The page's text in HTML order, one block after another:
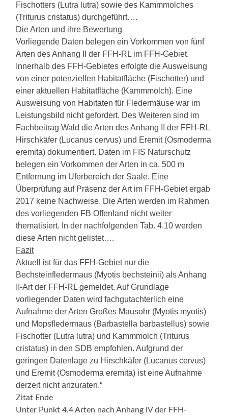
Fischotters (Lutra lutra) sowie des Kammmolches
(Triturus cristatus) durchgeführt….
Die Arten und ihre Bewertung
Vorliegende Daten belegen ein Vorkommen von fünf
Arten des Anhang II der FFH-RL im FFH-Gebiet.
Innerhalb des FFH-Gebietes erfolgte die Ausweisung
von einer potenziellen Habitatfläche (Fischotter) und
einer aktuellen Habitatfläche (Kammmolch). Eine
Ausweisung von Habitaten für Fledermäuse war im
Leistungsbild nicht gefordert. Des Weiteren sind im
Fachbeitrag Wald die Arten des Anhang II der FFH-RL
Hirschkäfer (Lucanus cervus) und Eremit (Osmoderma
eremita) dokumentiert. Daten im FIS Naturschutz
belegen ein Vorkommen der Arten in ca. 500 m
Entfernung im Uferbereich der Saale. Eine
Überprüfung auf Präsenz der Art im FFH-Gebiet ergab
2017 keine Nachweise. Die Arten werden im Rahmen
des vorliegenden FB Offenland nicht weiter
thematisiert. In der nachfolgenden Tab. 4.10 werden
diese Arten nicht gelistet….
Fazit
Aktuell ist für das FFH-Gebiet nur die
Bechsteinfledermaus (Myotis bechsteinii) als Anhang
II-Art der FFH-RL gemeldet. Auf Grundlage
vorliegender Daten wird fachgutachterlich eine
Aufnahme der Arten Großes Mausohr (Myotis myotis)
und Mopsfledermaus (Barbastella barbastellus) sowie
Fischotter (Lutra lutra) und Kammmolch (Triturus
cristatus) in den SDB empfohlen. Aufgrund der
geringen Datenlage zu Hirschkäfer (Lucanus cervus)
und Eremit (Osmoderma eremita) ist eine Aufnahme
derzeit nicht anzuraten.“
Zitat Ende
Unter Punkt 4.4 Arten nach Anhang IV der FFH-